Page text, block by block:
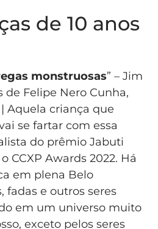
de 10 anos
monstruosas” – Jim
de Felipe Nero Cunha,
Aquela criança que
se fartar com essa
do prêmio Jabuti
CCXP Awards 2022. Há
em plena Belo
fadas e outros seres
em um universo muito
exceto pelos seres